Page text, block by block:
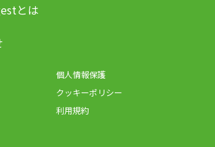
とは
個人情報保護
クッキーポリシー
利用規約